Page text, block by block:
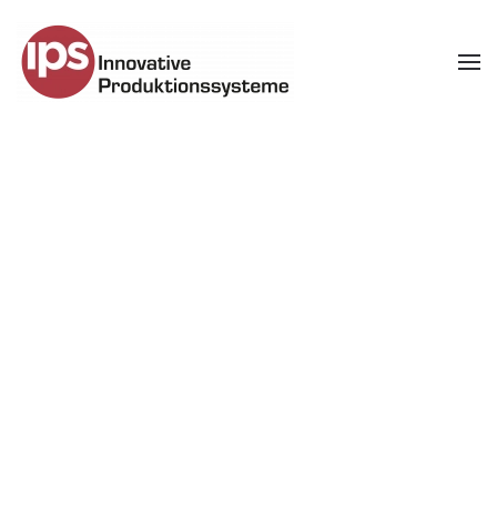
Zum Hauptinhalt springen